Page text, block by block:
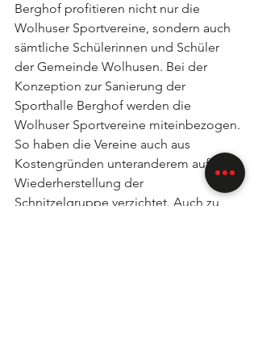
Berghof profitieren nicht nur die
Wolhuser Sportvereine, sondern auch
sämtliche Schülerinnen und Schüler
der Gemeinde Wolhusen. Bei der
Konzeption zur Sanierung der
Sporthalle Berghof werden die
Wolhuser Sportvereine miteinbezogen.
So haben die Vereine auch aus
Kostengründen unteranderem auf die
Wiederherstellung der
Schnitzelgruppe verzichtet. Auch zu